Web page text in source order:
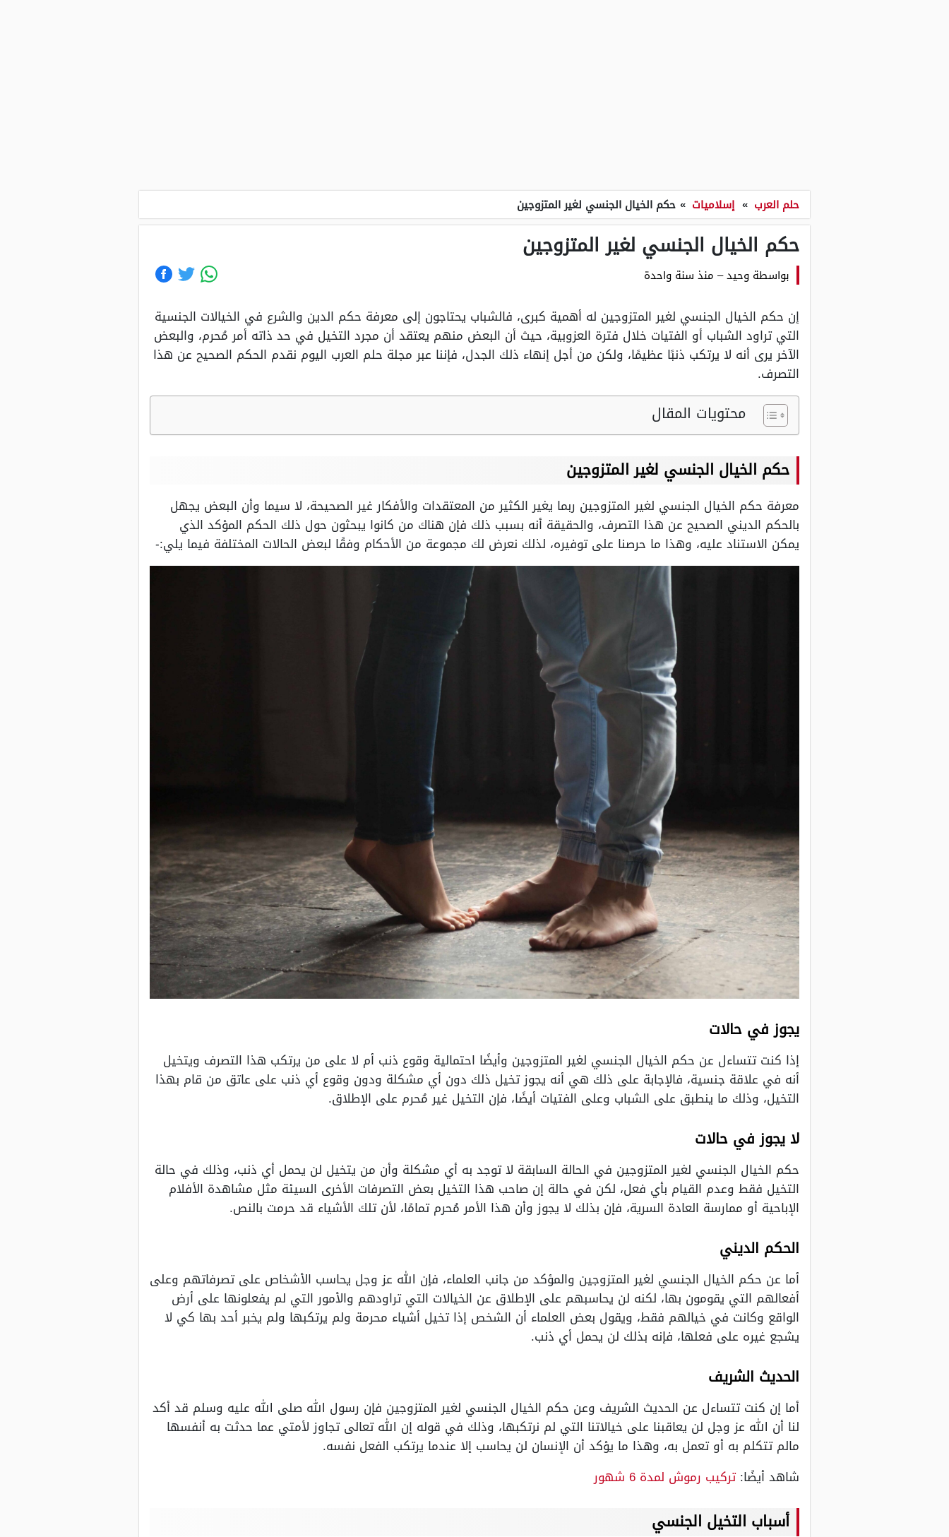
حلم العرب » إسلاميات » حكم الخيال الجنسي لغير المتزوجين
حكم الخيال الجنسي لغير المتزوجين
بواسطة وحيد– منذ سنة واحدة
إن حكم الخيال الجنسي لغير المتزوجين له أهمية كبرى، فالشباب يحتاجون إلى معرفة حكم الدين والشرع في الخيالات الجنسية
التي تراود الشباب أو الفتيات خلال فترة العزوبية، حيث أن البعض منهم يعتقد أن مجرد التخيل في حد ذاته أمر مُحرم، والبعض
الآخر يرى أنه لا يرتكب ذنبًا عظيمًا، ولكن من أجل إنهاء ذلك الجدل، فإننا عبر مجلة حلم العرب اليوم نقدم الحكم الصحيح عن هذا
التصرف.
محتويات المقال
حكم الخيال الجنسي لغير المتزوجين
معرفة حكم الخيال الجنسي لغير المتزوجين ربما يغير الكثير من المعتقدات والأفكار غير الصحيحة، لا سيما وأن البعض يجهل
بالحكم الديني الصحيح عن هذا التصرف، والحقيقة أنه بسبب ذلك فإن هناك من كانوا يبحثون حول ذلك الحكم المؤكد الذي
يمكن الاستناد عليه، وهذا ما حرصنا على توفيره، لذلك نعرض لك مجموعة من الأحكام وفقًا لبعض الحالات المختلفة فيما يلي:-
يجوز في حالات
إذا كنت تتساءل عن حكم الخيال الجنسي لغير المتزوجين وأيضًا احتمالية وقوع ذنب أم لا على من يرتكب هذا التصرف ويتخيل
أنه في علاقة جنسية، فالإجابة على ذلك هي أنه يجوز تخيل ذلك دون أي مشكلة ودون وقوع أي ذنب على عاتق من قام بهذا
التخيل، وذلك ما ينطبق على الشباب وعلى الفتيات أيضًا، فإن التخيل غير مُحرم على الإطلاق.
لا يجوز في حالات
حكم الخيال الجنسي لغير المتزوجين في الحالة السابقة لا توجد به أي مشكلة وأن من يتخيل لن يحمل أي ذنب، وذلك في حالة
التخيل فقط وعدم القيام بأي فعل، لكن في حالة إن صاحب هذا التخيل بعض التصرفات الأخرى السيئة مثل مشاهدة الأفلام
الإباحية أو ممارسة العادة السرية، فإن بذلك لا يجوز وأن هذا الأمر مُحرم تمامًا، لأن تلك الأشياء قد حرمت بالنص.
الحكم الديني
أما عن حكم الخيال الجنسي لغير المتزوجين والمؤكد من جانب العلماء، فإن الله عز وجل يحاسب الأشخاص على تصرفاتهم وعلى
أفعالهم التي يقومون بها، لكنه لن يحاسبهم على الإطلاق عن الخيالات التي تراودهم والأمور التي لم يفعلونها على أرض
الواقع وكانت في خيالهم فقط، ويقول بعض العلماء أن الشخص إذا تخيل أشياء محرمة ولم يرتكبها ولم يخبر أحد بها كي لا
يشجع غيره على فعلها، فإنه بذلك لن يحمل أي ذنب.
الحديث الشريف
أما إن كنت تتساءل عن الحديث الشريف وعن حكم الخيال الجنسي لغير المتزوجين فإن رسول الله صلى الله عليه وسلم قد أكد
لنا أن الله عز وجل لن يعاقبنا على خيالاتنا التي لم نرتكبها، وذلك في قوله إن الله تعالى تجاوز لأمتي عما حدثت به أنفسها
مالم تتكلم به أو تعمل به، وهذا ما يؤكد أن الإنسان لن يحاسب إلا عندما يرتكب الفعل نفسه.
شاهد أيضًا:تركيب رموش لمدة 6 شهور
أسباب التخيل الجنسي